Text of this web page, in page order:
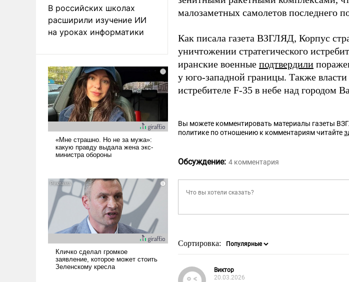
В российских школах
расширили изучение ИИ
на уроках информатики
малозаметных самолетов последнего
Как писала газета ВЗГЛЯД, Корпус
уничтожении стратегического
иранские военные подтвердили
у юго-западной границы. Также
истребителе F-35 в небе над городом
Вы можете комментировать материалы газеты
политике по отношению к комментариям читайте
Обсуждение: 4 комментария
Сортировка:
Виктор
20.03.2026